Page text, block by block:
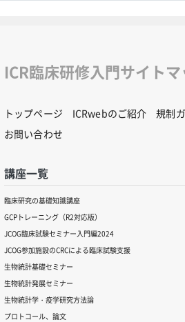
ICR臨床研修入門サイト
トップページ ICRwebのご紹介 規制
お問い合わせ
講座一覧
臨床研究の基礎知識講座
GCPトレーニング（R2対応版）
JCOG臨床試験セミナー入門編2024
JCOG参加施設のCRCによる臨床試験支援
生物統計基礎セミナー
生物統計発展セミナー
生物統計学・疫学研究方法論
プロトコール、論文